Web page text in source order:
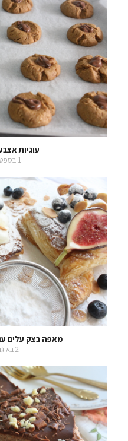
עוגיות
1 בספטמבר 2022
מאפה בצק עלים עם
2 באוגוסט 2022